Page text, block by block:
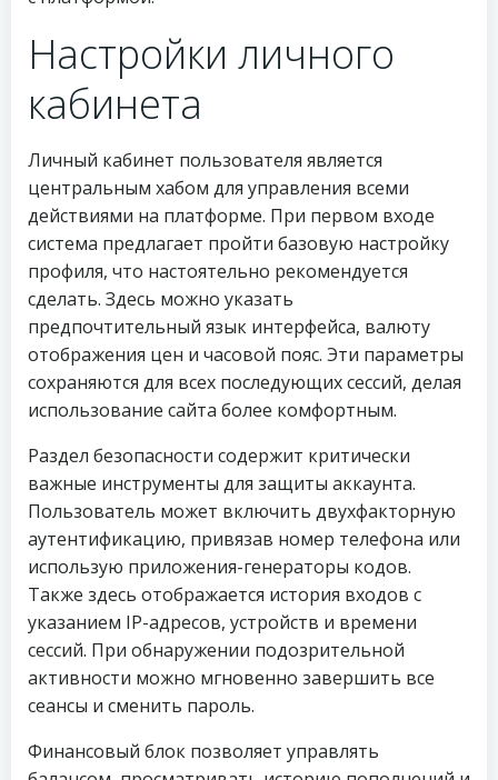
Настройки личного
кабинета
Личный кабинет пользователя является
центральным хабом для управления всеми
действиями на платформе. При первом входе
система предлагает пройти базовую настройку
профиля, что настоятельно рекомендуется
сделать. Здесь можно указать
предпочтительный язык интерфейса, валюту
отображения цен и часовой пояс. Эти параметры
сохраняются для всех последующих сессий, делая
использование сайта более комфортным.
Раздел безопасности содержит критически
важные инструменты для защиты аккаунта.
Пользователь может включить двухфакторную
аутентификацию, привязав номер телефона или
использую приложения-генераторы кодов.
Также здесь отображается история входов с
указанием IP-адресов, устройств и времени
сессий. При обнаружении подозрительной
активности можно мгновенно завершить все
сеансы и сменить пароль.
Финансовый блок позволяет управлять